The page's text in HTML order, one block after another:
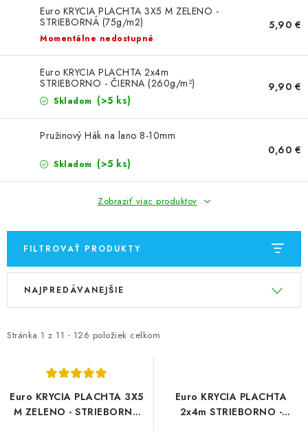
Euro KRYCIA PLACHTA 3X5 M ZELENO -
STRIEBORNÁ (75g/m2)
Momentálne nedostupné
5,90 €
Euro KRYCIA PLACHTA 2x4m
STRIEBORNO - ČIERNA (260g/m²)
Skladom (>5 ks)
9,90 €
Pružinový Hák na lano 8-10mm
Skladom (>5 ks)
0,60 €
Zobraziť viac produktov
FILTROVAŤ PRODUKTY
V
i
r
o
Stránka 1 z 11 - 126 položiek celkom
R
e
e
p
NAJPREDÁVANEJŠIE
Euro KRYCIA PLACHTA 3X5
M ZELENO - STRIEBORNÁ
Euro KRYCIA PLACHTA
2x4m STRIEBORNO -